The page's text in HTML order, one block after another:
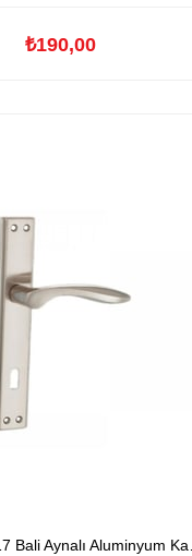
₺190,00
Aynalı Aluminyum Kapıkolu